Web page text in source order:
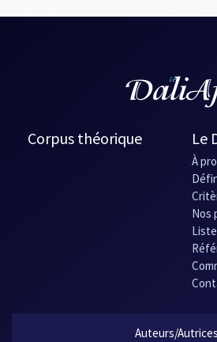
Corpus théorique Le
À
Nos
Auteurs/Autrices